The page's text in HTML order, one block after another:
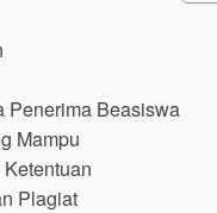
Penerima Beasiswa
Mampu
Plagiat